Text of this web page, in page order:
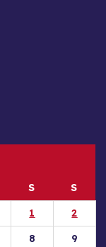
S
S
1
2
8 9